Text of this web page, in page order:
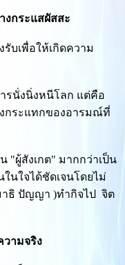
งกระแสผัสสะ
รับเพื่อให้เกิดความ
รนั่งนิ่งหนีโลก แต่คือ
งกระแทกของอารมณ์ที่
"ผู้สังเกต" มากกว่าเป็น
นใจได้ชัดเจนโดยไม่
าธิ ปัญญา )ทำกิจไป จิต
ามจริง